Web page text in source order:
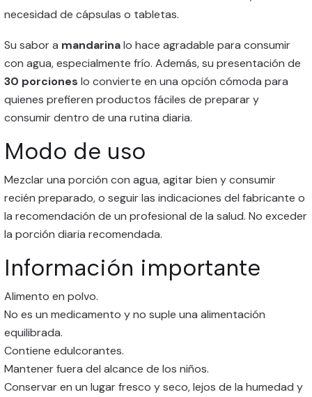
necesidad de cápsulas o tabletas.
Su sabor a mandarinalo hace agradable para consumir
con agua, especialmente frío. Además, su presentación de
30 porciones lo convierte en una opción cómoda para
quienes prefieren productos fáciles de preparar y
consumir dentro de una rutina diaria.
Modo de uso
Mezclar una porción con agua, agitar bien y consumir
recién preparado, o seguir las indicaciones del fabricante o
la recomendación de un profesional de la salud. No exceder
la porción diaria recomendada.
Información importante
Alimento en polvo.
No es un medicamento y no suple una alimentación
equilibrada.
Contiene edulcorantes.
Mantener fuera del alcance de los niños.
Conservar en un lugar fresco y seco, lejos de la humedad y